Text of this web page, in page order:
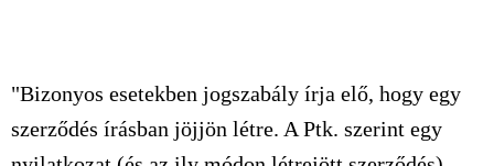
"Bizonyos esetekben jogszabály írja elő, hogy egy
szerződés írásban jöjjön létre. A Ptk. szerint egy